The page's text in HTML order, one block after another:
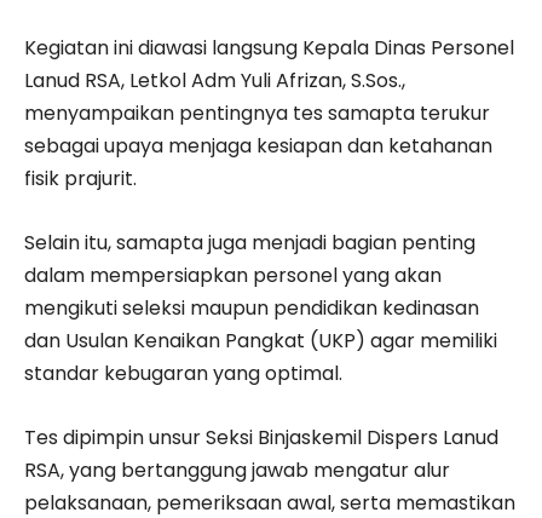
Kegiatan ini diawasi langsung Kepala Dinas Personel
Lanud RSA, Letkol Adm Yuli Afrizan, S.Sos.,
menyampaikan pentingnya tes samapta terukur
sebagai upaya menjaga kesiapan dan ketahanan
fisik prajurit.
Selain itu, samapta juga menjadi bagian penting
dalam mempersiapkan personel yang akan
mengikuti seleksi maupun pendidikan kedinasan
dan Usulan Kenaikan Pangkat (UKP) agar memiliki
standar kebugaran yang optimal.
Tes dipimpin unsur Seksi Binjaskemil Dispers Lanud
RSA, yang bertanggung jawab mengatur alur
pelaksanaan, pemeriksaan awal, serta memastikan